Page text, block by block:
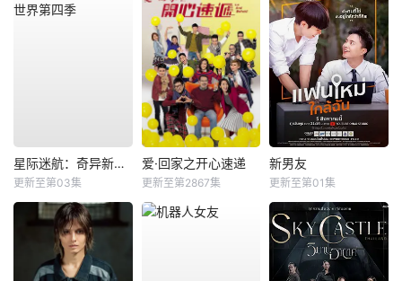
星际迷航：奇异新世界第四季
更新至第03集
爱·回家之开心速递
更新至第2867集
新男友
更新至第01集